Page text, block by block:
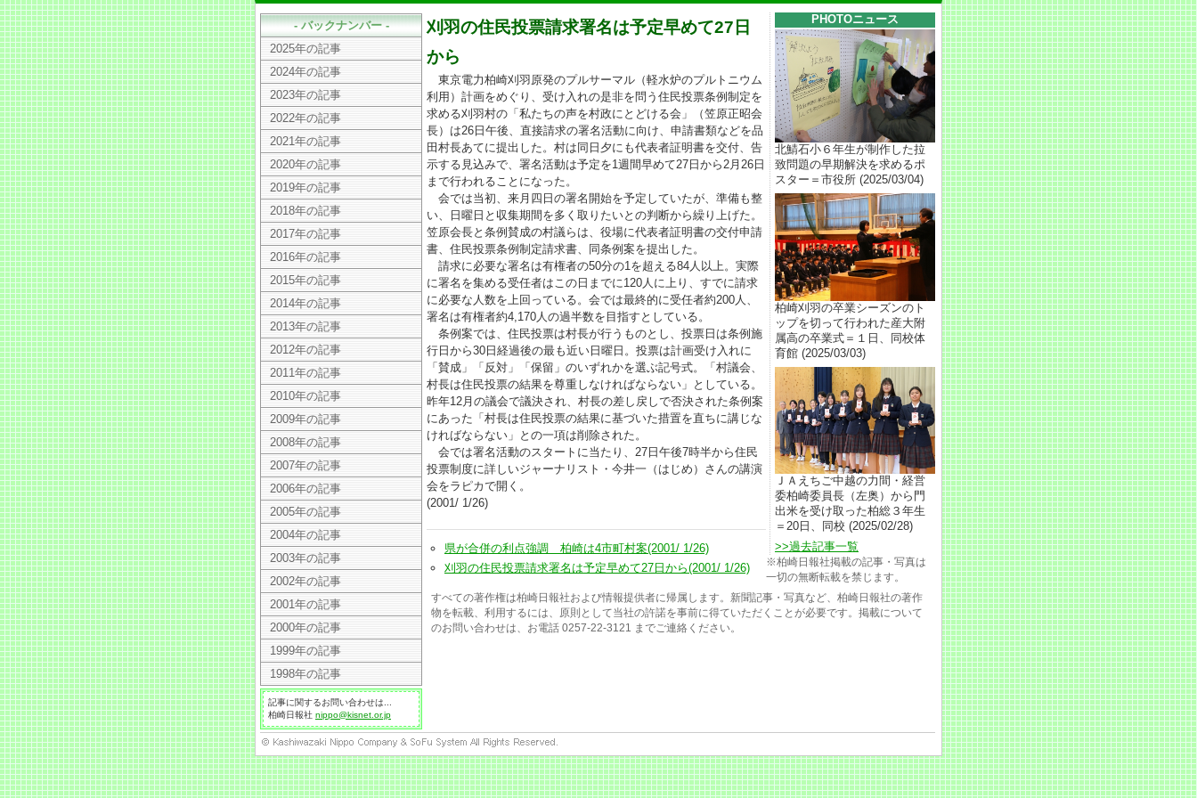
PHOTOニュース
北鯖石小６年生が制作した拉
致問題の早期解決を求めるポ
スター＝市役所 (2025/03/04)
柏崎刈羽の卒業シーズンのト
ップを切って行われた産大附
属高の卒業式＝１日、同校体
育館 (2025/03/03)
ＪＡえちご中越の力間・経営
委柏崎委員長（左奥）から門
出米を受け取った柏総３年生
＝20日、同校 (2025/02/28)
>>過去記事一覧
刈羽の住民投票請求署名は予定早めて27日
から
東京電力柏崎刈羽原発のプルサーマル（軽水炉のプルトニウム
利用）計画をめぐり、受け入れの是非を問う住民投票条例制定を
求める刈羽村の「私たちの声を村政にとどける会」（笠原正昭会
長）は26日午後、直接請求の署名活動に向け、申請書類などを品
田村長あてに提出した。村は同日夕にも代表者証明書を交付、告
示する見込みで、署名活動は予定を1週間早めて27日から2月26日
まで行われることになった。
会では当初、来月四日の署名開始を予定していたが、準備も整
い、日曜日と収集期間を多く取りたいとの判断から繰り上げた。
笠原会長と条例賛成の村議らは、役場に代表者証明書の交付申請
書、住民投票条例制定請求書、同条例案を提出した。
請求に必要な署名は有権者の50分の1を超える84人以上。実際
に署名を集める受任者はこの日までに120人に上り、すでに請求
に必要な人数を上回っている。会では最終的に受任者約200人、
署名は有権者約4,170人の過半数を目指すとしている。
条例案では、住民投票は村長が行うものとし、投票日は条例施
行日から30日経過後の最も近い日曜日。投票は計画受け入れに
「賛成」「反対」「保留」のいずれかを選ぶ記号式。「村議会、
村長は住民投票の結果を尊重しなければならない」としている。
昨年12月の議会で議決され、村長の差し戻しで否決された条例案
にあった「村長は住民投票の結果に基づいた措置を直ちに講じな
ければならない」との一項は削除された。
会では署名活動のスタートに当たり、27日午後7時半から住民
投票制度に詳しいジャーナリスト・今井一（はじめ）さんの講演
会をラピカで開く。
(2001/ 1/26)
県が合併の利点強調 柏崎は4市町村案(2001/ 1/26)
刈羽の住民投票請求署名は予定早めて27日から(2001/ 1/26)
※柏崎日報社掲載の記事・写真は
一切の無断転載を禁じます。
すべての著作権は柏崎日報社および情報提供者に帰属します。新聞記事・写真など、柏崎日報社の著作
物を転載、利用するには、原則として当社の許諾を事前に得ていただくことが必要です。掲載について
のお問い合わせは、お電話 0257-22-3121 までご連絡ください。
- バックナンバー -
2025年の記事
2024年の記事
2023年の記事
2022年の記事
2021年の記事
2020年の記事
2019年の記事
2018年の記事
2017年の記事
2016年の記事
2015年の記事
2014年の記事
2013年の記事
2012年の記事
2011年の記事
2010年の記事
2009年の記事
2008年の記事
2007年の記事
2006年の記事
2005年の記事
2004年の記事
2003年の記事
2002年の記事
2001年の記事
2000年の記事
1999年の記事
1998年の記事
記事に関するお問い合わせは...
柏崎日報社 nippo@kisnet.or.jp